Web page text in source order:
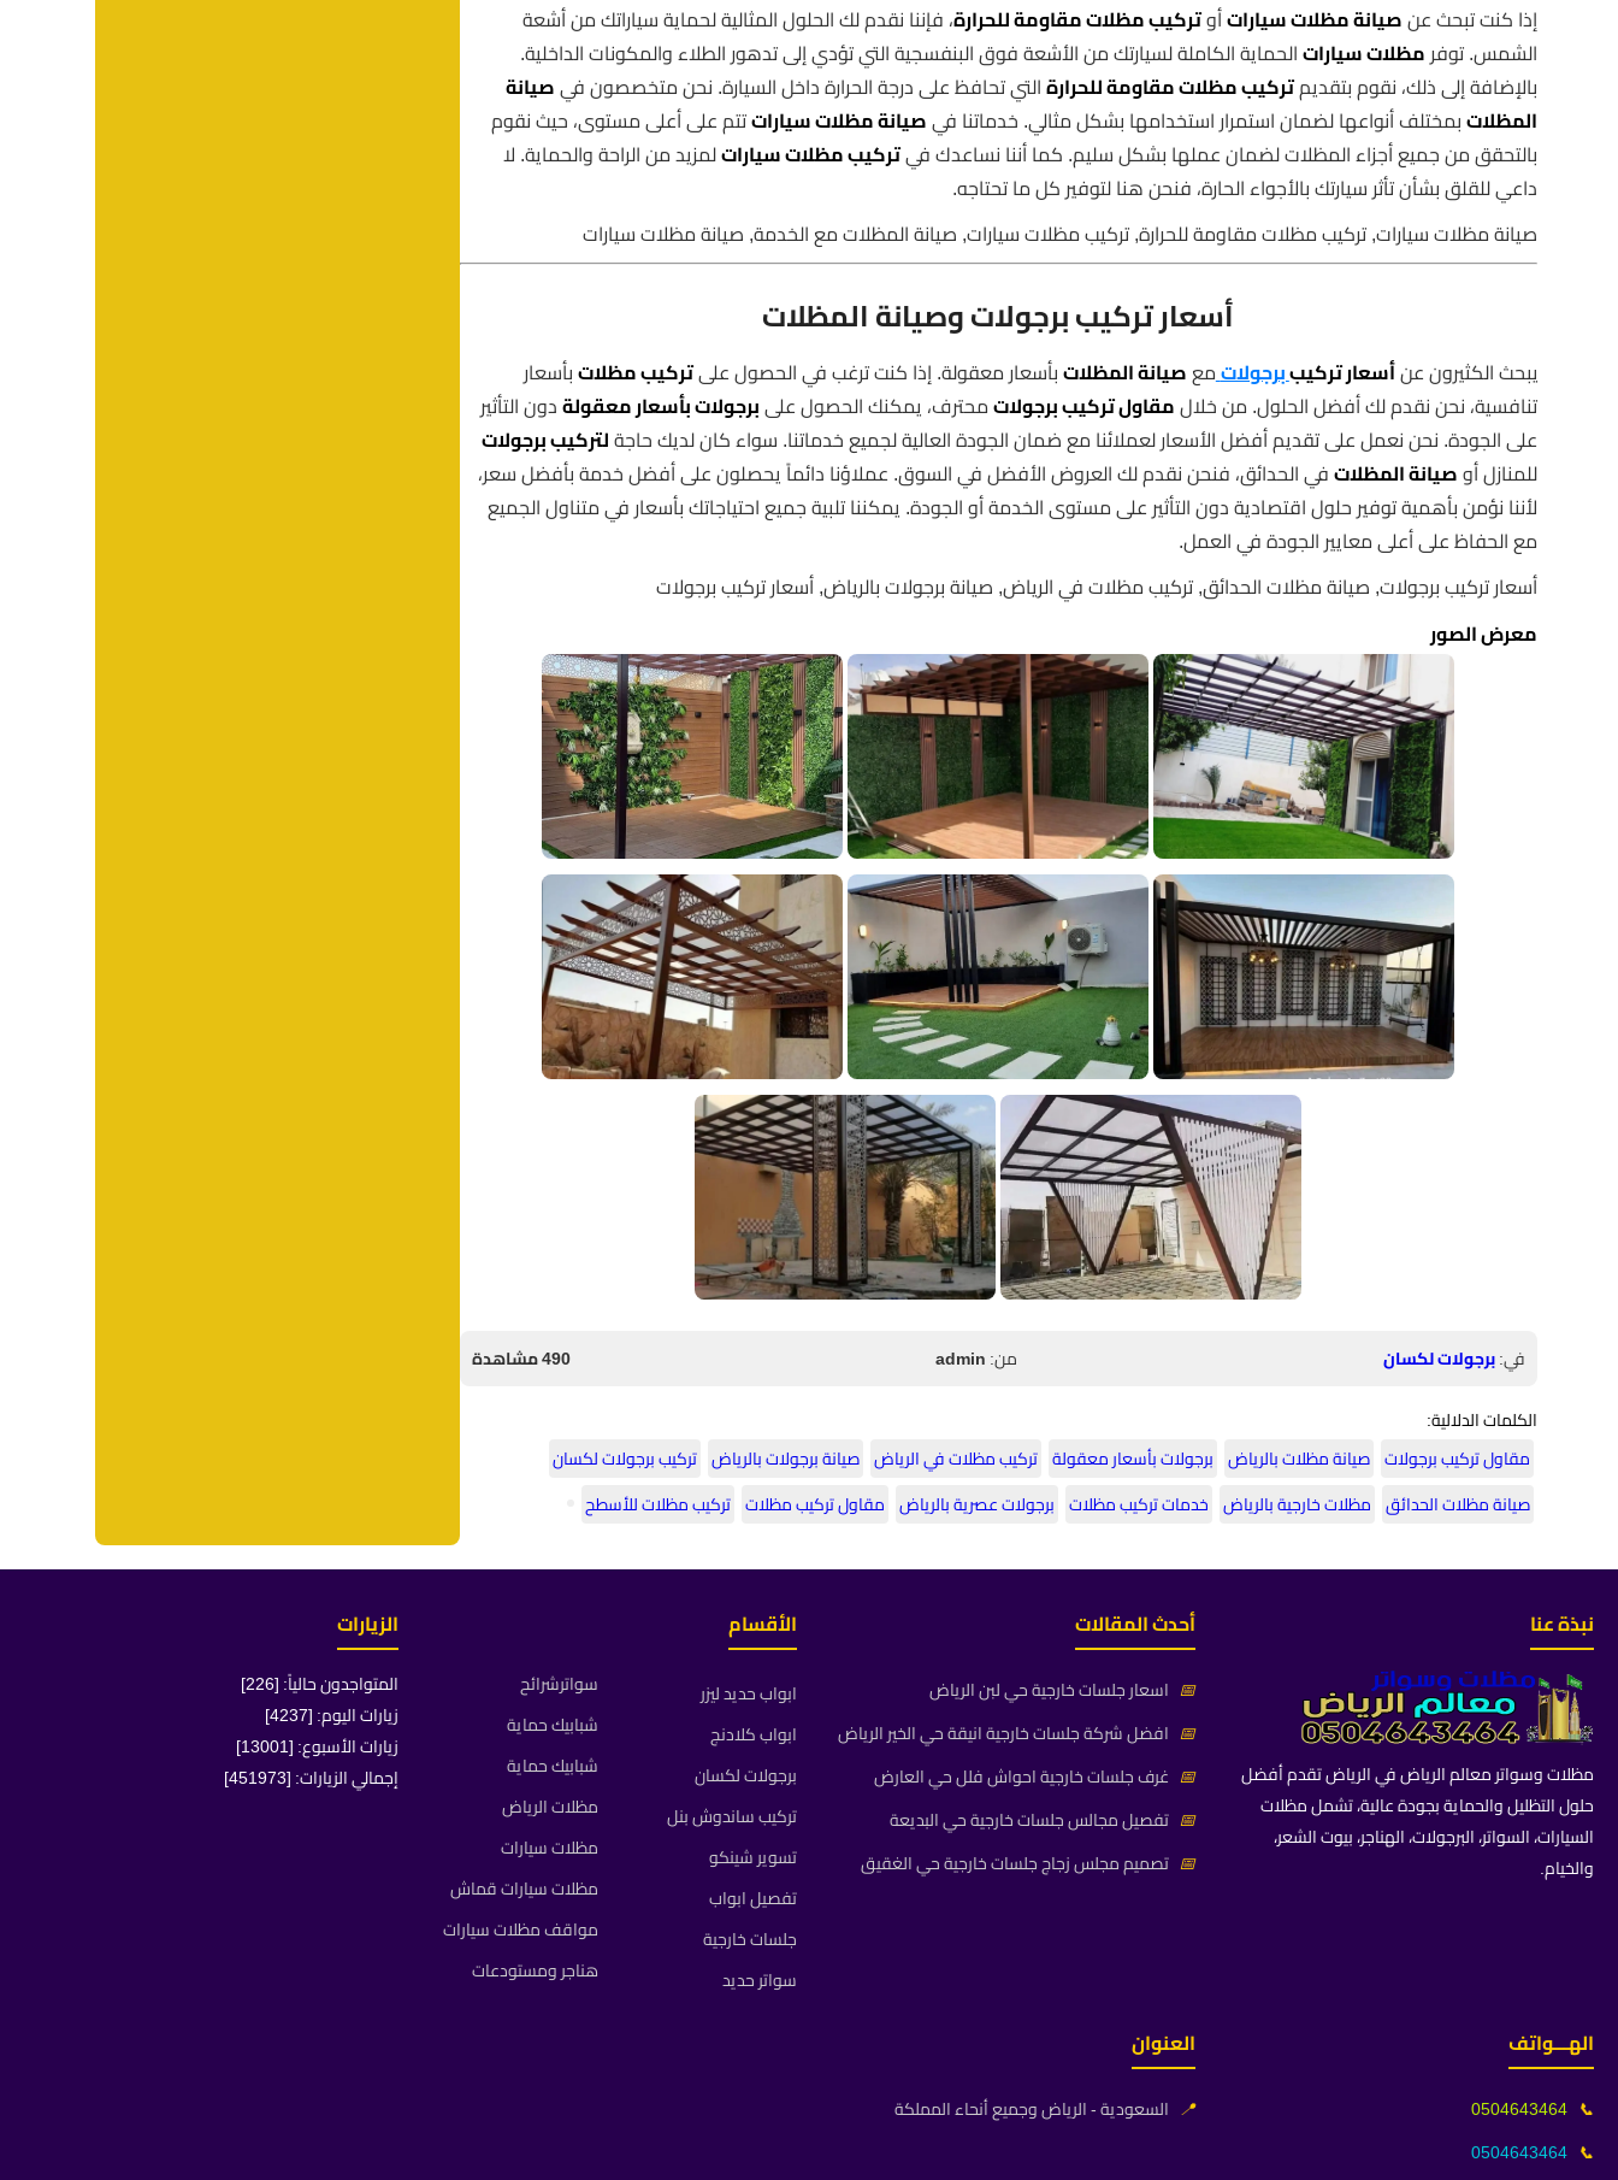
إذا كنت تبحث عنصيانة مظلات سياراتأوتركيب مظلات مقاومة للحرارة، فإننا نقدم لك الحلول المثالية لحماية سياراتك من أشعة
الشمس. توفرمظلات سياراتالحماية الكاملة لسيارتك من الأشعة فوق البنفسجية التي تؤدي إلى تدهور الطلاء والمكونات الداخلية.
بالإضافة إلى ذلك، نقوم بتقديمتركيب مظلات مقاومة للحرارةالتي تحافظ على درجة الحرارة داخل السيارة. نحن متخصصون فيصيانة
المظلاتبمختلف أنواعها لضمان استمرار استخدامها بشكل مثالي. خدماتنا فيصيانة مظلات سياراتتتم على أعلى مستوى، حيث نقوم
بالتحقق من جميع أجزاء المظلات لضمان عملها بشكل سليم. كما أننا نساعدك فيتركيب مظلات سياراتلمزيد من الراحة والحماية. لا
داعي للقلق بشأن تأثر سيارتك بالأجواء الحارة، فنحن هنا لتوفير كل ما تحتاجه.
صيانة مظلات سيارات, تركيب مظلات مقاومة للحرارة, تركيب مظلات سيارات, صيانة المظلات مع الخدمة, صيانة مظلات سيارات
أسعار تركيب برجولات وصيانة المظلات
يبحث الكثيرون عنأسعار تركيببرجولاتمعصيانة المظلاتبأسعار معقولة. إذا كنت ترغب في الحصول علىتركيب مظلاتبأسعار
تنافسية، نحن نقدم لك أفضل الحلول. من خلالمقاول تركيب برجولاتمحترف، يمكنك الحصول علىبرجولات بأسعار معقولةدون التأثير
على الجودة. نحن نعمل على تقديم أفضل الأسعار لعملائنا مع ضمان الجودة العالية لجميع خدماتنا. سواء كان لديك حاجةلتركيب برجولات
للمنازل أوصيانة المظلاتفي الحدائق، فنحن نقدم لك العروض الأفضل في السوق. عملاؤنا دائماً يحصلون على أفضل خدمة بأفضل سعر،
لأننا نؤمن بأهمية توفير حلول اقتصادية دون التأثير على مستوى الخدمة أو الجودة. يمكننا تلبية جميع احتياجاتك بأسعار في متناول الجميع
مع الحفاظ على أعلى معايير الجودة في العمل.
أسعار تركيب برجولات, صيانة مظلات الحدائق, تركيب مظلات في الرياض, صيانة برجولات بالرياض, أسعار تركيب برجولات
معرض الصور
في:برجولات لكسان من:admin
490 مشاهدة
الكلمات الدلالية:
مقاول تركيب برجولات صيانة مظلات بالرياض برجولات بأسعار معقولة تركيب مظلات في الرياض صيانة برجولات بالرياض تركيب برجولات لكسان
صيانة مظلات الحدائق مظلات خارجية بالرياض خدمات تركيب مظلات برجولات عصرية بالرياض مقاول تركيب مظلات تركيب مظلات للأسطح
نبذة عنا
مظلات وسواتر معالم الرياض في الرياض تقدم أفضل
حلول التظليل والحماية بجودة عالية، تشمل مظلات
السيارات، السواتر، البرجولات، الهناجر، بيوت الشعر،
والخيام.
أحدث المقالات
📅 اسعار جلسات خارجية حي لبن الرياض
📅 افضل شركة جلسات خارجية انيقة حي الخير الرياض
📅 غرف جلسات خارجية احواش فلل حي العارض
📅 تفصيل مجالس جلسات خارجية حي البديعة
📅 تصميم مجلس زجاج جلسات خارجية حي الغقيق
الأقسام
ابواب حديد ليزر
ابواب كلادنج
برجولات لكسان
تركيب ساندوش بنل
تسوير شينكو
تفصيل ابواب
جلسات خارجية
سواتر حديد
سواترشرائح
شبابيك حماية
شبابيك حماية
مظلات الرياض
مظلات سيارات
مظلات سيارات قماش
مواقف مظلات سيارات
هناجر ومستودعات
الزيارات
المتواجدون حالياً: [226]
زيارات اليوم: [4237]
زيارات الأسبوع: [13001]
إجمالي الزيارات: [451973]
الهـــواتف
📞
0504643464
📞
0504643464
العنوان
📍 السعودية - الرياض وجميع أنحاء المملكة